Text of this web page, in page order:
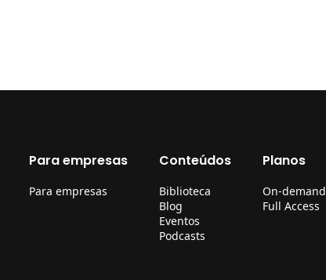
Para empresas
Para empresas
Conteúdos
Biblioteca
Blog
Eventos
Podcasts
Planos
On-demand
Full Access